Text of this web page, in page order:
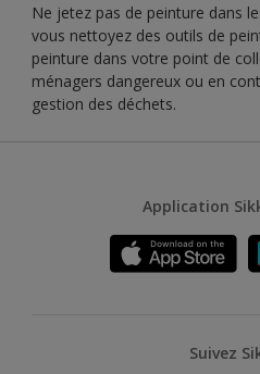
Ne jetez pas de peinture dans
vous nettoyez des outils de
peinture dans votre point de
ménagers dangereux ou en
gestion des déchets.
Application
Suivez